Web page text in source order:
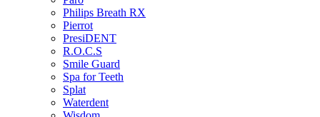
Philips Breath RX
Pierrot
PresiDENT
R.O.C.S
Smile Guard
Spa for Teeth
Splat
Waterdent